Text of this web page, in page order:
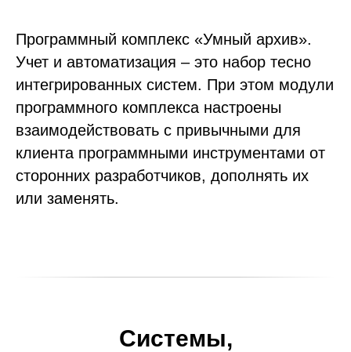
Программный комплекс «Умный архив».
Учет и автоматизация – это набор тесно
интегрированных систем. При этом модули
программного комплекса настроены
взаимодействовать с привычными для
клиента программными инструментами от
сторонних разработчиков, дополнять их
или заменять.
Системы,